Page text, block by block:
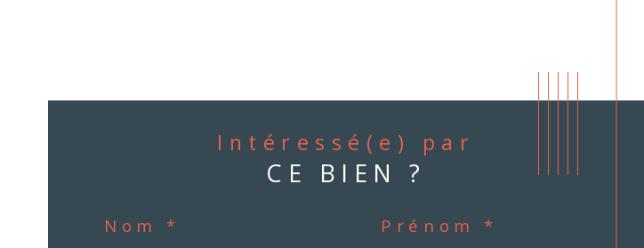
Intéressé(e) par
CE BIEN ?
Nom * Prénom *